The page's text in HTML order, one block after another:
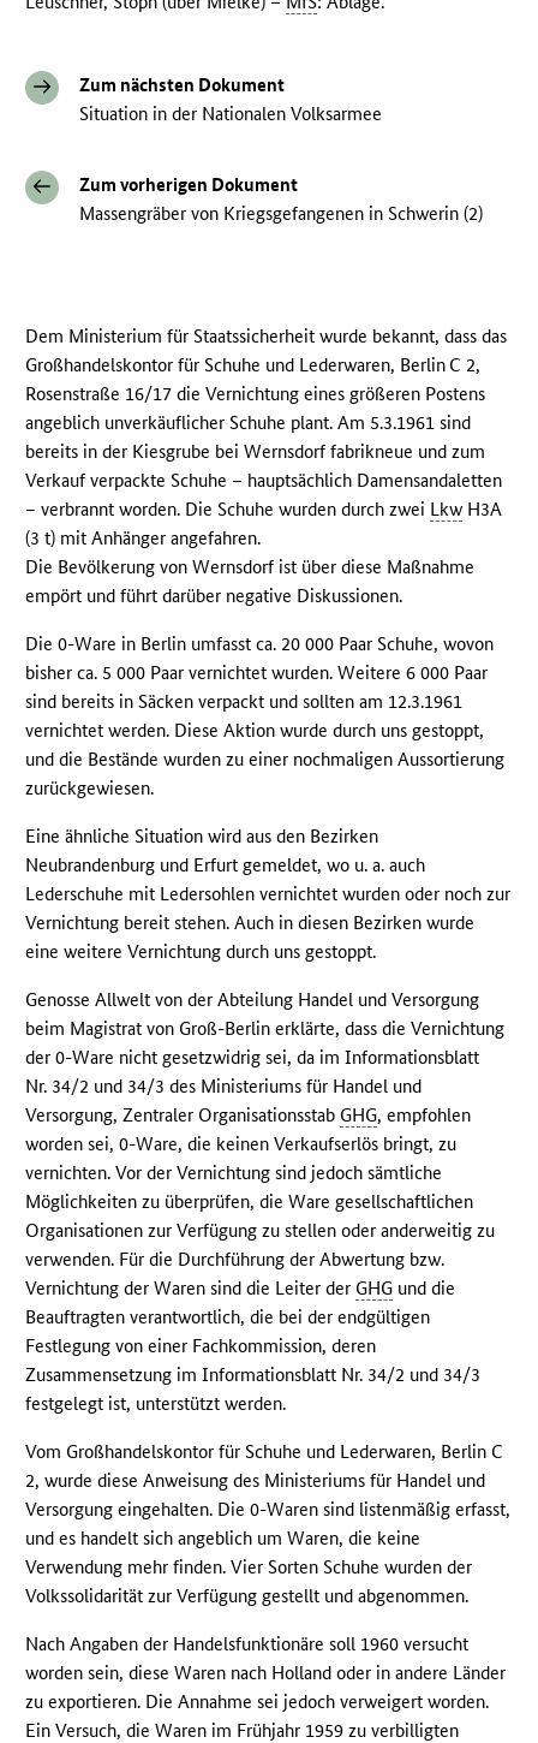
Zum nächsten Dokument
Situation in der Nationalen Volksarmee
Zum vorherigen Dokument
Massengräber von Kriegsgefangenen in Schwerin (2)
Dem Ministerium für Staatssicherheit wurde bekannt, dass das
Großhandelskontor für Schuhe und Lederwaren, Berlin C 2,
Rosenstraße 16/17 die Vernichtung eines größeren Postens
angeblich unverkäuflicher Schuhe plant. Am 5.3.1961 sind
bereits in der Kiesgrube bei Wernsdorf fabrikneue und zum
Verkauf verpackte Schuhe – hauptsächlich Damensandaletten
– verbrannt worden. Die Schuhe wurden durch zwei Lkw H3A
(3 t) mit Anhänger angefahren.
Die Bevölkerung von Wernsdorf ist über diese Maßnahme
empört und führt darüber negative Diskussionen.
Die 0-Ware in Berlin umfasst ca. 20 000 Paar Schuhe, wovon
bisher ca. 5 000 Paar vernichtet wurden. Weitere 6 000 Paar
sind bereits in Säcken verpackt und sollten am 12.3.1961
vernichtet werden. Diese Aktion wurde durch uns gestoppt,
und die Bestände wurden zu einer nochmaligen Aussortierung
zurückgewiesen.
Eine ähnliche Situation wird aus den Bezirken
Neubrandenburg und Erfurt gemeldet, wo u. a. auch
Lederschuhe mit Ledersohlen vernichtet wurden oder noch zur
Vernichtung bereit stehen. Auch in diesen Bezirken wurde
eine weitere Vernichtung durch uns gestoppt.
Genosse Allwelt von der Abteilung Handel und Versorgung
beim Magistrat von Groß-Berlin erklärte, dass die Vernichtung
der 0-Ware nicht gesetzwidrig sei, da im Informationsblatt
Nr. 34/2 und 34/3 des Ministeriums für Handel und
Versorgung, Zentraler Organisationsstab GHG, empfohlen
worden sei, 0-Ware, die keinen Verkaufserlös bringt, zu
vernichten. Vor der Vernichtung sind jedoch sämtliche
Möglichkeiten zu überprüfen, die Ware gesellschaftlichen
Organisationen zur Verfügung zu stellen oder anderweitig zu
verwenden. Für die Durchführung der Abwertung bzw.
Vernichtung der Waren sind die Leiter der GHG und die
Beauftragten verantwortlich, die bei der endgültigen
Festlegung von einer Fachkommission, deren
Zusammensetzung im Informationsblatt Nr. 34/2 und 34/3
festgelegt ist, unterstützt werden.
Vom Großhandelskontor für Schuhe und Lederwaren, Berlin C
2, wurde diese Anweisung des Ministeriums für Handel und
Versorgung eingehalten. Die 0-Waren sind listenmäßig erfasst,
und es handelt sich angeblich um Waren, die keine
Verwendung mehr finden. Vier Sorten Schuhe wurden der
Volkssolidarität zur Verfügung gestellt und abgenommen.
Nach Angaben der Handelsfunktionäre soll 1960 versucht
worden sein, diese Waren nach Holland oder in andere Länder
zu exportieren. Die Annahme sei jedoch verweigert worden.
Ein Versuch, die Waren im Frühjahr 1959 zu verbilligten